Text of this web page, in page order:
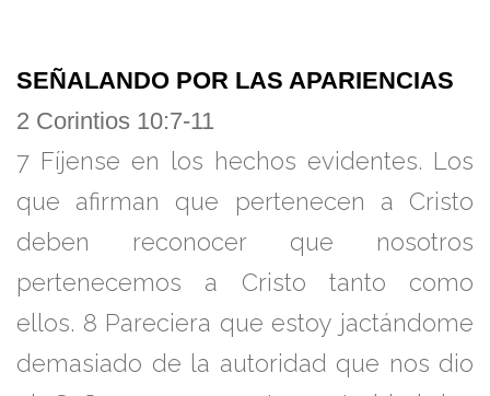
SEÑALANDO POR LAS APARIENCIAS
2 Corintios 10:7-11
7 Fíjense en los hechos evidentes. Los
que afirman que pertenecen a Cristo
deben reconocer que nosotros
pertenecemos a Cristo tanto como
ellos. 8 Pareciera que estoy jactándome
demasiado de la autoridad que nos dio